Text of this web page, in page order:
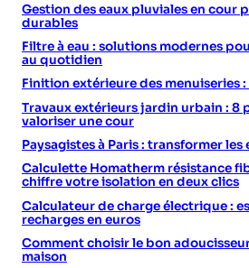
Gestion des eaux pluviales en cour
durables
Filtre à eau : solutions modernes
au quotidien
Finition extérieure des menuiseries
Travaux extérieurs jardin urbain : 8
valoriser une cour
Paysagistes à Paris : transformer
Calculette Homatherm résistance
chiffre votre isolation en deux clics
Calculateur de charge électrique :
recharges en euros
Comment choisir le bon
maison